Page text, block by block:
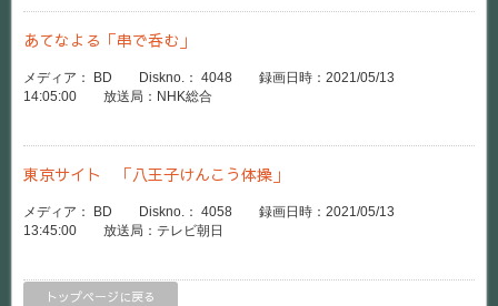
あてなよる「串で呑む」
メディア： BD Diskno.： 4048 録画日時：2021/05/13
14:05:00 放送局：NHK総合
東京サイト 「八王子けんこう体操」
メディア： BD Diskno.： 4058 録画日時：2021/05/13
13:45:00 放送局：テレビ朝日
トップページに戻る